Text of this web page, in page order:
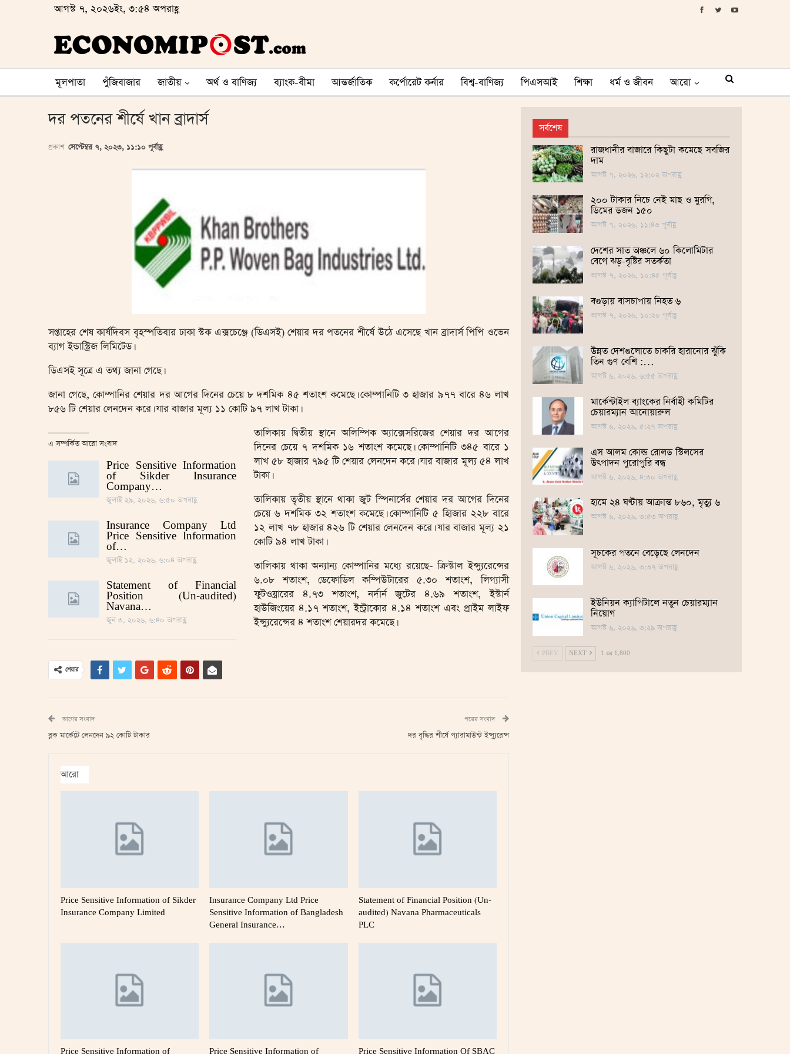
আগস্ট ৭, ২০২৬ইং, ৩:৫৪ অপরাহ্ণ
মূলপাতা পুঁজিবাজার জাতীয় অর্থ ও বাণিজ্য ব্যাংক-বীমা আন্তর্জাতিক কর্পোরেট কর্নার বিশ্ব-বাণিজ্য পিএসআই শিক্ষা ধর্ম ও জীবন আরো
দর পতনের শীর্ষে খান ব্রাদার্স
প্রকাশ সেপ্টেম্বর ৭, ২০২৩, ১১:১০ পূর্বাহ্ণ
সপ্তাহের শেষ কার্যদিবস বৃহস্পতিবার ঢাকা স্টক এক্সচেঞ্জে (ডিএসই) শেয়ার দর পতনের শীর্ষে উঠে এসেছে খান ব্রাদার্স পিপি ওভেন
ব্যাগ ইন্ডাস্ট্রিজ লিমিটেড।
ডিএসই সূত্রে এ তথ্য জানা গেছে।
জানা গেছে, কোম্পানির শেয়ার দর আগের দিনের চেয়ে ৮ দশমিক ৪৫ শতাংশ কমেছে। কোম্পানিটি ৩ হাজার ৯৭৭ বারে ৪৬ লাখ
৮৫৬ টি শেয়ার লেনদেন করে। যার বাজার মূল্য ১১ কোটি ৯৭ লাখ টাকা।
এ সম্পর্কিত আরো সংবাদ
Price Sensitive Information
of Sikder Insurance
Company…
জুলাই ২৯, ২০২৬, ৬:৫০ অপরাহ্ণ
Insurance Company Ltd
Price Sensitive Information
of…
জুলাই ১২, ২০২৬, ৬:০৪ অপরাহ্ণ
Statement of Financial
Position (Un-audited)
Navana…
জুন ৩, ২০২৬, ৬:৪০ অপরাহ্ণ
তালিকায় দ্বিতীয় স্থানে অলিম্পিক অ্যাক্সেসরিজের শেয়ার দর আগের
দিনের চেয়ে ৭ দশমিক ১৬ শতাংশ কমেছে। কোম্পানিটি ৩৪৫ বারে ১
লাখ ৫৮ হাজার ৭৯৫ টি শেয়ার লেনদেন করে। যার বাজার মূল্য ৫৪ লাখ
টাকা।
তালিকায় তৃতীয় স্থানে থাকা জুট স্পিনার্সের শেয়ার দর আগের দিনের
চেয়ে ৬ দশমিক ৩২ শতাংশ কমেছে। কোম্পানিটি ৫ হিাজার ২২৮ বারে
১২ লাখ ৭৮ হাজার ৪২৬ টি শেয়ার লেনদেন করে। যার বাজার মূল্য ২১
কোটি ৯৪ লাখ টাকা।
তালিকায় থাকা অন্যান্য কোম্পানির মধ্যে রয়েছে- ক্রিস্টাল ইন্স্যুরেন্সের
৬.০৮ শতাংশ, ডেফোডিল কম্পিউটারের ৫.৩০ শতাংশ, লিগ্যাসী
ফুটওয়্রারের ৪.৭৩ শতাংশ, নর্দার্ন জুটের ৪.৬৯ শতাংশ, ইস্টার্ন
হাউজিংয়ের ৪.১৭ শতাংশ, ইন্ট্রাকোর ৪.১৪ শতাংশ এবং প্রাইম লাইফ
ইন্স্যুরেন্সের ৪ শতাংশ শেয়ারদর কমেছে।
শেয়ার
আগের সংবাদ
ব্লক মার্কেটে লেনদেন ৯২ কোটি টাকার
পরের সংবাদ
দর বৃদ্ধির শীর্ষে প্যারামাউন্ট ইন্স্যুরেন্স
আরো
Price Sensitive Information of Sikder
Insurance Company Limited
Insurance Company Ltd Price
Sensitive Information of Bangladesh
General Insurance…
Statement of Financial Position (Un-
audited) Navana Pharmaceuticals
PLC
Price Sensitive Information of Price Sensitive Information of Price Sensitive Information Of SBAC
সর্বশেষ
রাজধানীর বাজারে কিছুটা কমেছে সবজির
দাম
আগস্ট ৭, ২০২৬, ১২:০২ অপরাহ্ণ
২০০ টাকার নিচে নেই মাছ ও মুরগি,
ডিমের ডজন ১৫০
আগস্ট ৭, ২০২৬, ১১:৪৩ পূর্বাহ্ণ
দেশের সাত অঞ্চলে ৬০ কিলোমিটার
বেগে ঝড়-বৃষ্টির সতর্কতা
আগস্ট ৭, ২০২৬, ১০:৪৫ পূর্বাহ্ণ
বগুড়ায় বাসচাপায় নিহত ৬
আগস্ট ৭, ২০২৬, ১০:২০ পূর্বাহ্ণ
উন্নত দেশগুলোতে চাকরি হারানোর ঝুঁকি
তিন গুণ বেশি :…
আগস্ট ৬, ২০২৬, ৬:৫৫ অপরাহ্ণ
মার্কেন্টাইল ব্যাংকের নির্বাহী কমিটির
চেয়ারম্যান আনোয়ারুল
আগস্ট ৬, ২০২৬, ৫:২৭ অপরাহ্ণ
এস আলম কোল্ড রোলড স্টিলসের
উৎপাদন পুরোপুরি বন্ধ
আগস্ট ৬, ২০২৬, ৪:৩০ অপরাহ্ণ
হামে ২৪ ঘণ্টায় আক্রান্ত ৮৬০, মৃত্যু ৬
আগস্ট ৬, ২০২৬, ৩:৫৩ অপরাহ্ণ
সূচকের পতনে বেড়েছে লেনদেন
আগস্ট ৬, ২০২৬, ৩:৩৭ অপরাহ্ণ
ইউনিয়ন ক্যাপিটালে নতুন চেয়ারম্যান
নিয়োগ
আগস্ট ৬, ২০২৬, ৩:২৯ অপরাহ্ণ
PREV NEXT 1 এর 1,800